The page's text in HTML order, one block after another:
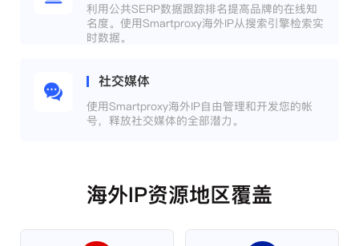
利用公共SERP数据跟踪排名提高品牌的在线知
名度。使用Smartproxy海外IP从搜索引擎检索实
时数据。
社交媒体
使用Smartproxy海外IP自由管理和开发您的帐
号，释放社交媒体的全部潜力。
海外IP资源地区覆盖